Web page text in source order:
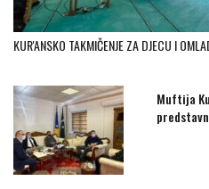
KUR'ANSKO TAKMIČENJE ZA DJECU I
Muftija